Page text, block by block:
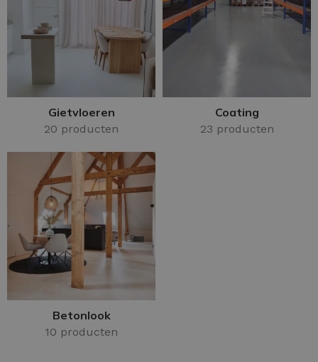
Gietvloeren
20 producten
Coating
23 producten
Betonlook
10 producten